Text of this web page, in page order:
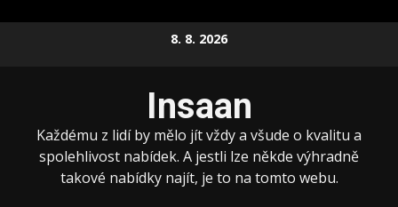
8. 8. 2026
Insaan
Každému z lidí by mělo jít vždy a všude o kvalitu a
spolehlivost nabídek. A jestli lze někde výhradně
takové nabídky najít, je to na tomto webu.